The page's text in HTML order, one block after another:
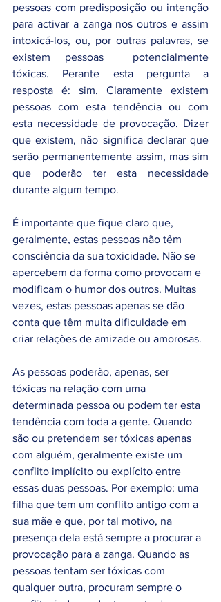
pessoas com predisposição ou intenção
para activar a zanga nos outros e assim
intoxicá-los, ou, por outras palavras, se
existem pessoas  potencialmente
tóxicas. Perante esta pergunta a
resposta é: sim. Claramente existem
pessoas com esta tendência ou com
esta necessidade de provocação. Dizer
que existem, não significa declarar que
serão permanentemente assim, mas sim
que poderão ter esta necessidade
durante algum tempo.
É importante que fique claro que,
geralmente, estas pessoas não têm
consciência da sua toxicidade. Não se
apercebem da forma como provocam e
modificam o humor dos outros. Muitas
vezes, estas pessoas apenas se dão
conta que têm muita dificuldade em
criar relações de amizade ou amorosas.
As pessoas poderão, apenas, ser
tóxicas na relação com uma
determinada pessoa ou podem ter esta
tendência com toda a gente. Quando
são ou pretendem ser tóxicas apenas
com alguém, geralmente existe um
conflito implícito ou explícito entre
essas duas pessoas. Por exemplo: uma
filha que tem um conflito antigo com a
sua mãe e que, por tal motivo, na
presença dela está sempre a procurar a
provocação para a zanga. Quando as
pessoas tentam ser tóxicas com
qualquer outra, procuram sempre o